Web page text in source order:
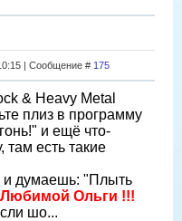
| Сообщение # 175
& Heavy Metal
плиз в программу
и ещё что-
там есть такие
и думаешь: "Плыть
Ольги !!!
шо...